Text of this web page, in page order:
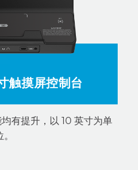
触摸屏控制台
有提升，以 10 英寸为单